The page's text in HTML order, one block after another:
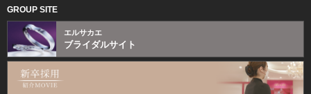
GROUP SITE
エルサカエ
ブライダルサイト